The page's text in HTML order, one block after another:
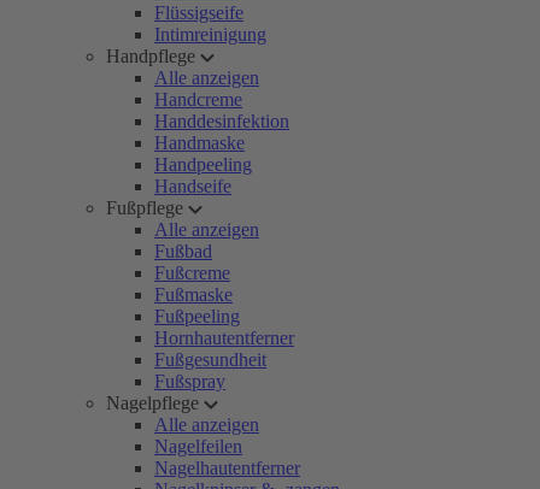
Flüssigseife
Intimreinigung
Handpflege
Alle anzeigen
Handcreme
Handdesinfektion
Handmaske
Handpeeling
Handseife
Fußpflege
Alle anzeigen
Fußbad
Fußcreme
Fußmaske
Fußpeeling
Hornhautentferner
Fußgesundheit
Fußspray
Nagelpflege
Alle anzeigen
Nagelfeilen
Nagelhautentferner